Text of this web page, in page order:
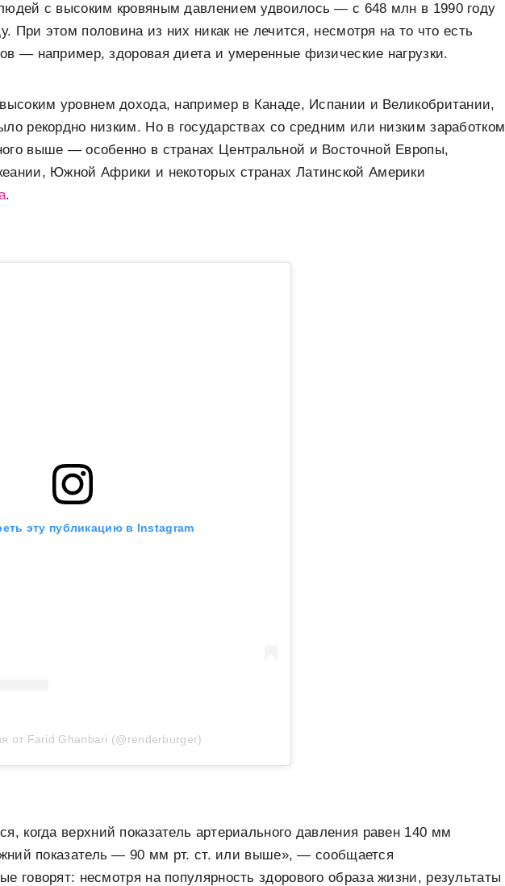
с высоким кровяным давлением удвоилось — с 648 млн в 1990 году
При этом половина из них никак не лечится, несмотря на то что есть
— например, здоровая диета и умеренные физические нагрузки.
уровнем дохода, например в Канаде, Испании и Великобритании,
рекордно низким. Но в государствах со средним или низким заработком
выше — особенно в странах Центральной и Восточной Европы,
Южной Африки и некоторых странах Латинской Америки
.
эту публикацию в Instagram
от Farid Ghanbari (@renderburger)
когда верхний показатель артериального давления равен 140 мм
показатель — 90 мм рт. ст. или выше», — сообщается
говорят: несмотря на популярность здорового образа жизни, результаты